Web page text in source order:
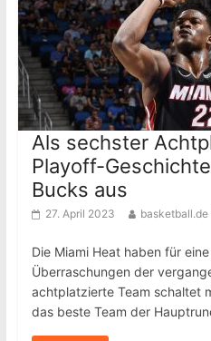
Als sechster
Playoff-
Bucks aus
27. April 2023 basketball.de
Die Miami Heat haben für
Überraschungen der
achtplatzierte Team schaltet
das beste Team der